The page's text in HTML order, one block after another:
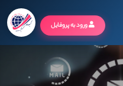
ورود به پروفایل